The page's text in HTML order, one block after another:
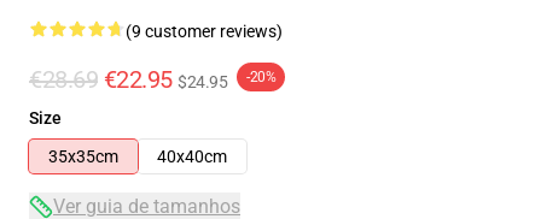
(9 customer reviews)
€28.69 €22.95 $24.95 -20%
Size
35x35cm
40x40cm
Ver guia de tamanhos